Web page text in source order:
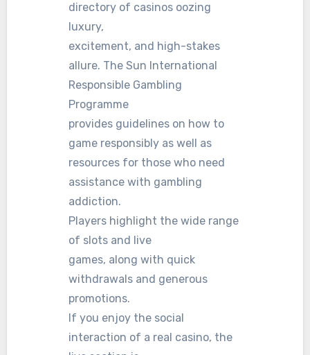
directory of casinos oozing
luxury,
excitement, and high-stakes
allure. The Sun International
Responsible Gambling
Programme
provides guidelines on how to
game responsibly as well as
resources for those who need
assistance with gambling
addiction.
Players highlight the wide range
of slots and live
games, along with quick
withdrawals and generous
promotions.
If you enjoy the social
interaction of a real casino, the